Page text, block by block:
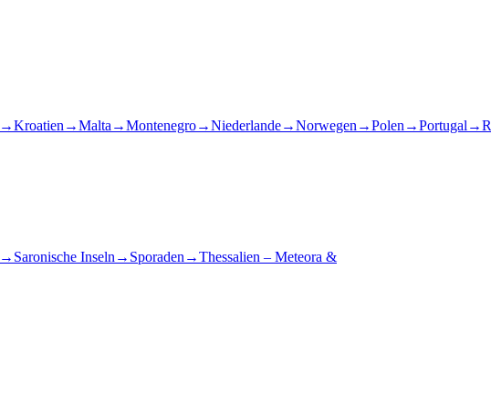
→Kroatien →Malta →Montenegro→Niederlande→Norwegen →Polen →Portugal →
→ Saronische Inseln → Sporaden →Thessalien – Meteora &